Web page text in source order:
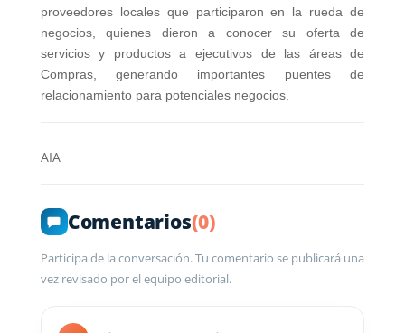
proveedores locales que participaron en la rueda de
negocios, quienes dieron a conocer su oferta de
servicios y productos a ejecutivos de las áreas de
Compras, generando importantes puentes de
relacionamiento para potenciales negocios.
AIA
Comentarios(0)
Participa de la conversación. Tu comentario se publicará una
vez revisado por el equipo editorial.